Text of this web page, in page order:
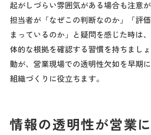
起がしづらい雰囲気がある場合も注意
担当者が「なぜこの判断なのか」「評
まっているのか」と疑問を感じた時は
体的な根拠を確認する習慣を持ちまし
動が、営業現場での透明性欠如を早期
組織づくりに役立ちます。
情報の透明性が営業